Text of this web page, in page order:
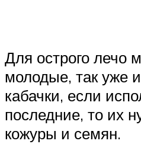
Для острого лечо
молодые, так уже
кабачки, если
последние, то их
кожуры и семян.